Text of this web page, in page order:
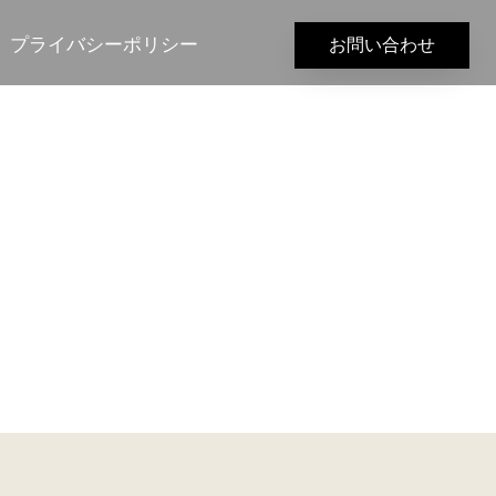
プライバシーポリシー お問い合わせ